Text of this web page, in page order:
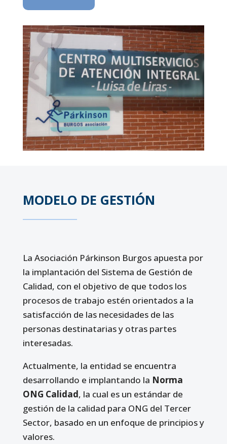
MODELO DE GESTIÓN
La Asociación Párkinson Burgos apuesta por
la implantación del Sistema de Gestión de
Calidad, con el objetivo de que todos los
procesos de trabajo estén orientados a la
satisfacción de las necesidades de las
personas destinatarias y otras partes
interesadas.
Actualmente, la entidad se encuentra
desarrollando e implantando la Norma
ONG Calidad, la cual es un estándar de
gestión de la calidad para ONG del Tercer
Sector, basado en un enfoque de principios y
valores.